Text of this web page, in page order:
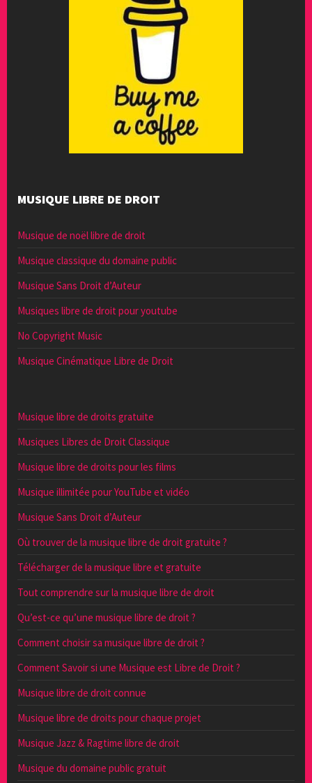
MUSIQUE LIBRE DE DROIT
Musique de noël libre de droit
Musique classique du domaine public
Musique Sans Droit d’Auteur
Musiques libre de droit pour youtube
No Copyright Music
Musique Cinématique Libre de Droit
Musique libre de droits gratuite
Musiques Libres de Droit Classique
Musique libre de droits pour les films
Musique illimitée pour YouTube et vidéo
Musique Sans Droit d’Auteur
Où trouver de la musique libre de droit gratuite ?
Télécharger de la musique libre et gratuite
Tout comprendre sur la musique libre de droit
Qu’est-ce qu’une musique libre de droit ?
Comment choisir sa musique libre de droit ?
Comment Savoir si une Musique est Libre de Droit ?
Musique libre de droit connue
Musique libre de droits pour chaque projet
Musique Jazz & Ragtime libre de droit
Musique du domaine public gratuit